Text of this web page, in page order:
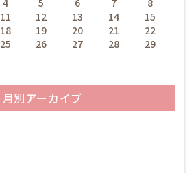
11 12 13 14
15
18 19 20 21
22
25 26 27 28
29
月別アーカイブ